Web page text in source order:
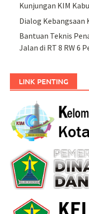
Kunjungan KIM
Dialog Kebangsaan
Bantuan Teknis
Jalan di RT 8 RW 6
LINK PENTING